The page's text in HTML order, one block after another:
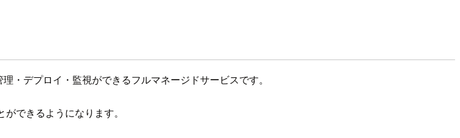
・デプロイ・監視ができるフルマネージドサービスです。
できるようになります。